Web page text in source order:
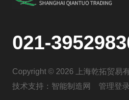
021-
Copyright © 2026 上海乾拓贸易
技术支持： 智能制造网 管理登录